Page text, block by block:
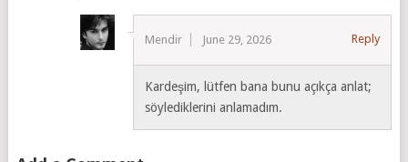
Mendir June 29, 2026 Reply
Kardeşim, lütfen bana bunu açıkça anlat;
söylediklerini anlamadım.